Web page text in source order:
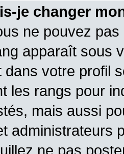
je changer
ne pouvez
apparaît sous
dans votre profil
les rangs pour
mais aussi
administrateurs
ne pas